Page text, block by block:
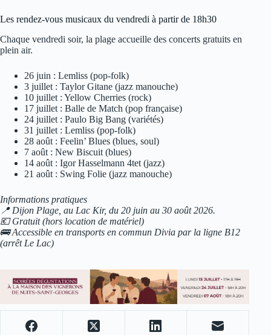
Les rendez-vous musicaux du vendredi à partir de 18h30
Chaque vendredi soir, la plage accueille des concerts gratuits en
plein air.
26 juin : Lemliss (pop-folk)
3 juillet : Taylor Gitane (jazz manouche)
10 juillet : Yellow Cherries (rock)
17 juillet : Balle de Match (pop française)
24 juillet : Paulo Big Bang (variétés)
31 juillet : Lemliss (pop-folk)
28 août : Feelin’ Blues (blues, soul)
7 août : New Biscuit (blues)
14 août : Igor Hasselmann 4tet (jazz)
21 août : Swing Folie (jazz manouche)
Informations pratiques
📍 Dijon Plage, au Lac Kir, du 20 juin au 30 août 2026.
💶 Gratuit (hors location de matériel)
🚌 Accessible en transports en commun Divia par la ligne B12
(arrêt Le Lac)